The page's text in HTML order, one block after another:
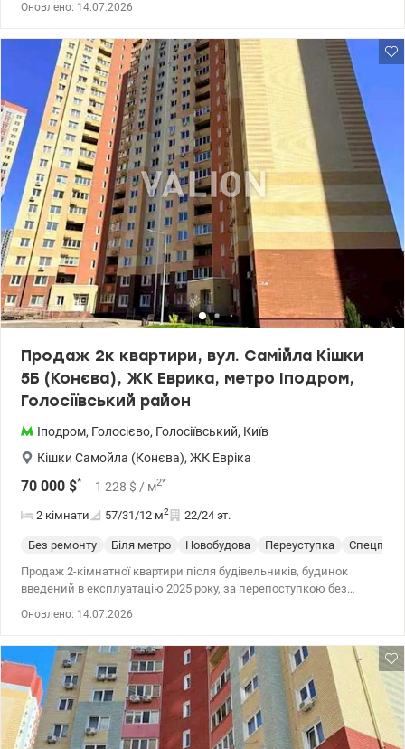
Встановлений інвертор. При відключеннях світла є вода, тепло,
працює ліфт. Розвинена інфраструктура району - школи,
садочки, супермаркети, відділення банків, пошти, салони,
кав'ярні, дитячі і спортивні майданчики - все поруч. Зручна
транспортна розв'язка - до метро Іподром 7 хвилин пішки.
Безготівковий розрахунок, єОселю, постанови, ваучер,
єВідновлення розглядаємо. Ціна 110000 у.е. 0950075762 Татьяна
Гладка valion.ua/1152015
Оновлено: 14.07.2026
Продаж 2к квартири, вул. Самійла Кішки
5Б (Конєва), ЖК Еврика, метро Іподром,
Голосіївський район
Іподром, Голосієво, Голосіївський, Київ
Кішки Самойла (Конєва), ЖК Евріка
70 000 $* 1 228 $ / м2*
2 кімнати 57/31/12 м2 22/24 эт.
Без ремонту Біля метро Новобудова Переуступка
Продаж 2-кімнатної квартири після будівельників, будинок
введений в експлуатацію 2025 року, за перепоступкою без
площа: загальна 56,62 м2, житлова 30,80 м2, кухня 11,73 м2 -
поверх 22/24 - планування: дві роздільні кімнати 13,63 м2 та
17,17 м2, простора кухня з виходом на балкон 4,32 м2 - без
ремонту, після будівельників Будинок: - введений в
експлуатацію в 2025 році - клас економ - монолітно-каркасна,
панельна технологія будівництва, - утеплення мінеральна вата -
Оновлено: 14.07.2026